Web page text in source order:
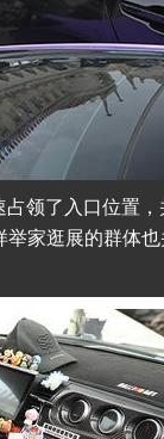
领了入口位置，
举家逛展的群体